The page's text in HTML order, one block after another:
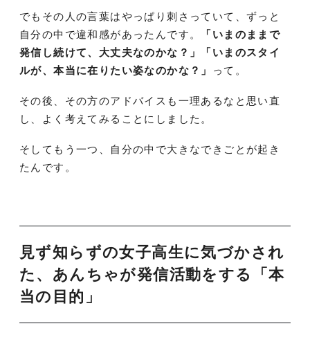
でもその人の言葉はやっぱり刺さっていて、ずっと
自分の中で違和感があったんです。
「いまのままで
発信し続けて、大丈夫なのかな？」「いまのスタイ
ルが、本当に在りたい姿なのかな？」
って。
その後、その方のアドバイスも一理あるなと思い直
し、よく考えてみることにしました。
そしてもう一つ、自分の中で大きなできごとが起き
たんです。
見ず知らずの女子高生に気づかされ
た、あんちゃが発信活動をする「本
当の目的」